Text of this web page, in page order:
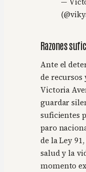
—
Razones
Ante el
de
Victoria
guardar
suficientes
paro
de la Ley
salud y la
momento